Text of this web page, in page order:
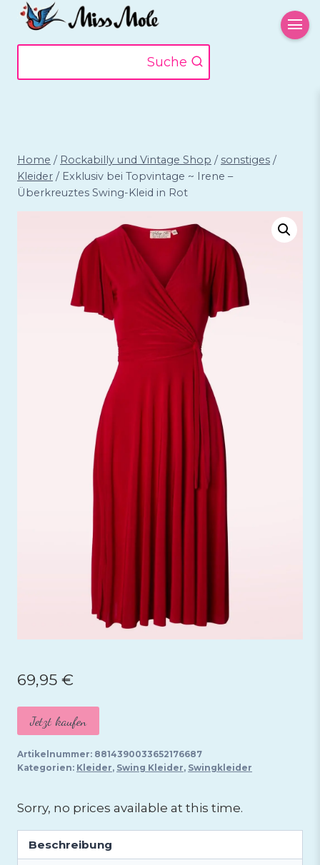
Zum
Inhalt
springen
Suche
Home / Rockabilly und Vintage Shop / sonstiges /
Kleider / Exklusiv bei Topvintage ~ Irene –
Überkreuztes Swing-Kleid in Rot
69,95 €
Jetzt kaufen
Artikelnummer: 8814390033652176687
Kategorien: Kleider, Swing Kleider, Swingkleider
Sorry, no prices available at this time.
Beschreibung